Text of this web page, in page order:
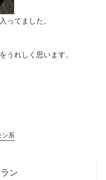
ってました。
うれしく思います。
ン系
ン